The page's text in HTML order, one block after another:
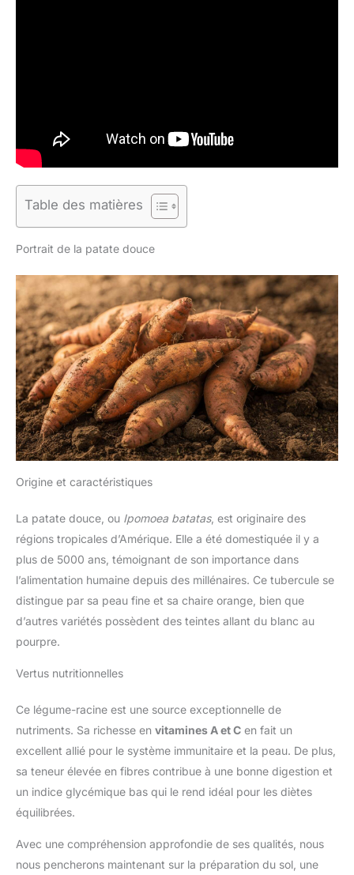
Table des matières
Portrait de la patate douce
Origine et caractéristiques
La patate douce, ou Ipomoea batatas, est originaire des
régions tropicales d’Amérique. Elle a été domestiquée il y a
plus de 5000 ans, témoignant de son importance dans
l’alimentation humaine depuis des millénaires. Ce tubercule se
distingue par sa peau fine et sa chaire orange, bien que
d’autres variétés possèdent des teintes allant du blanc au
pourpre.
Vertus nutritionnelles
Ce légume-racine est une source exceptionnelle de
nutriments. Sa richesse en vitamines A et C en fait un
excellent allié pour le système immunitaire et la peau. De plus,
sa teneur élevée en fibres contribue à une bonne digestion et
un indice glycémique bas qui le rend idéal pour les diètes
équilibrées.
Avec une compréhension approfondie de ses qualités, nous
nous pencherons maintenant sur la préparation du sol, une